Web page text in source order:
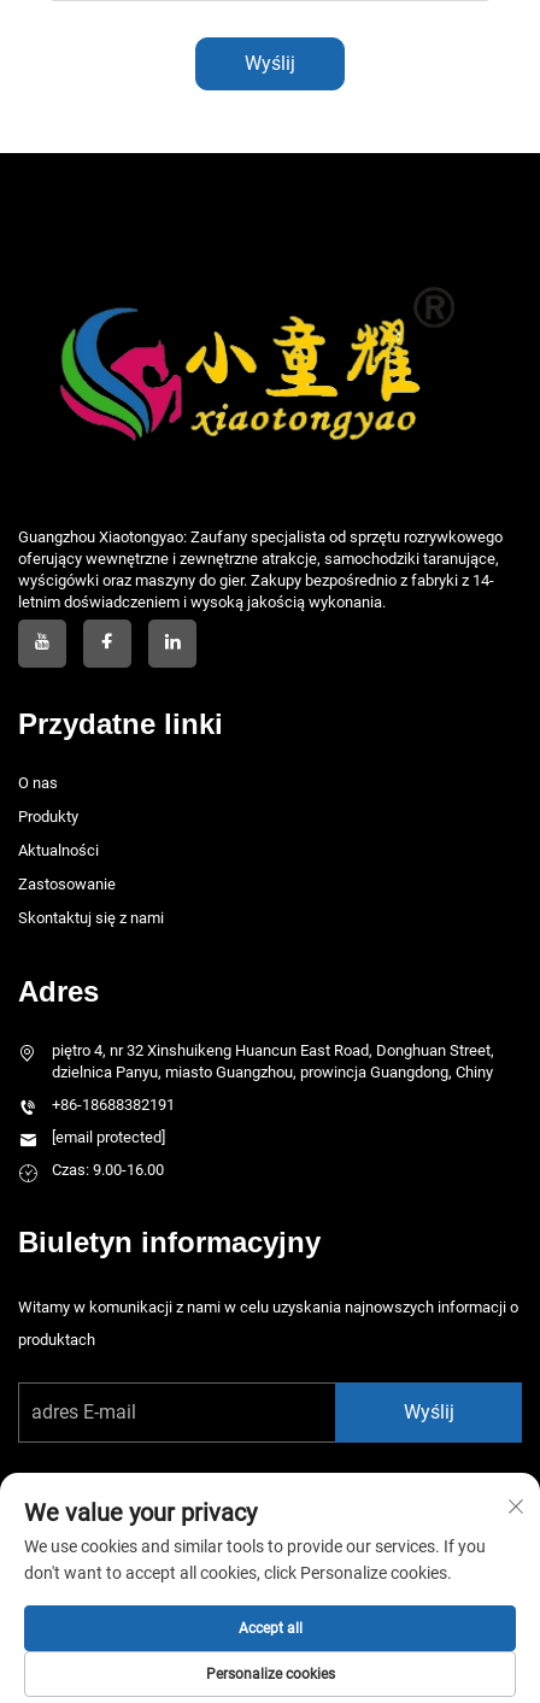
Wyślij
Guangzhou Xiaotongyao: Zaufany specjalista od sprzętu rozrywkowego
oferujący wewnętrzne i zewnętrzne atrakcje, samochodziki taranujące,
wyścigówki oraz maszyny do gier. Zakupy bezpośrednio z fabryki z 14-
letnim doświadczeniem i wysoką jakością wykonania.
Przydatne linki
O nas
Produkty
Aktualności
Zastosowanie
Skontaktuj się z nami
Adres
piętro 4, nr 32 Xinshuikeng Huancun East Road, Donghuan Street,
dzielnica Panyu, miasto Guangzhou, prowincja Guangdong, Chiny
+86-18688382191
[email protected]
Czas: 9.00-16.00
Biuletyn informacyjny
Witamy w komunikacji z nami w celu uzyskania najnowszych informacji o
produktach
Wyślij
Copyright © 2026 China Guangzhou Xiaotongyao Amusement Equipment
We value your privacy
We use cookies and similar tools to provide our services. If you
don't want to accept all cookies, click Personalize cookies.
Personalize cookies
Accept all